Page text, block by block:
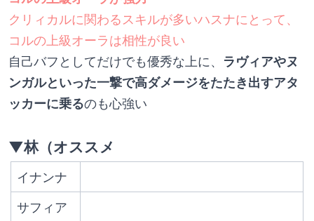
クリィカルに関わるスキルが多いハスナにとって、
コルの上級オーラは相性が良い
自己バフとしてだけでも優秀な上に、 ラヴィアやヌ
ンガルといった一撃で高ダメージをたたき出すアタ
ッカーに乗るのも心強い
▼林（オススメ
イナンナ
サフィア